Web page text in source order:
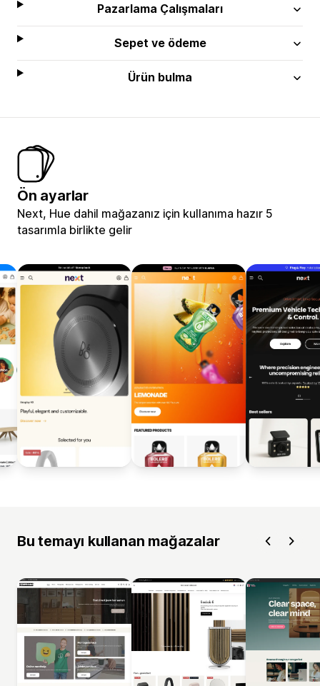
Pazarlama Çalışmaları
Sepet ve ödeme
Ürün bulma
Ön ayarlar
Next, Hue dahil mağazanız için kullanıma hazır 5
tasarımla birlikte gelir
Bu temayı kullanan mağazalar